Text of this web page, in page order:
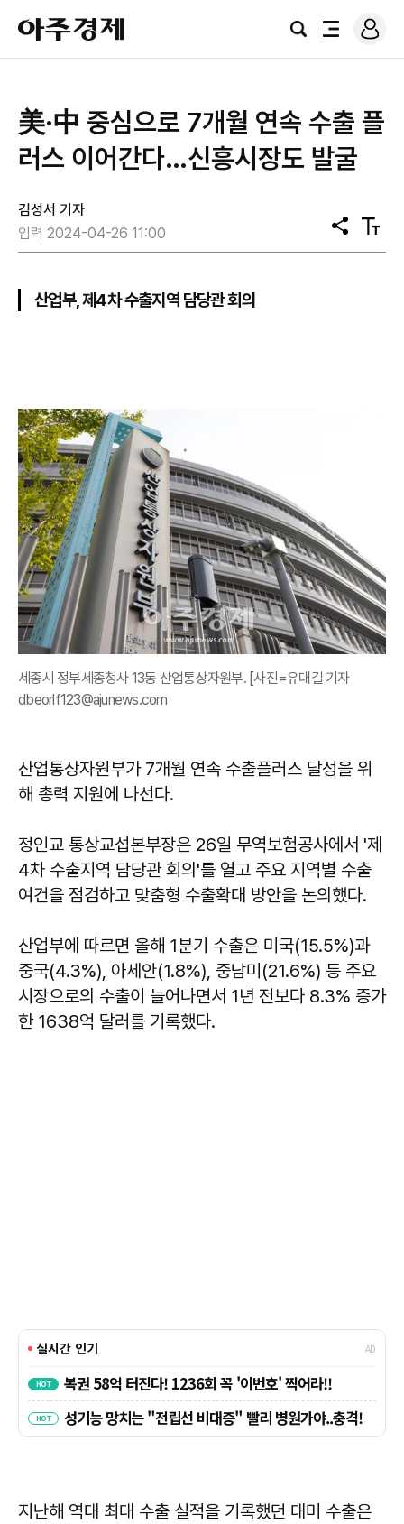
아
주
경
검
전
로
그
美·中 중심으로 7개월 연속 수출 플
러스 이어간다…신흥시장도 발굴
김성서 기자
입력 2024-04-26 11:00
공
유
텍
스
산업부, 제4차 수출지역 담당관 회의
세종시 정부세종청사 13동 산업통상자원부. [사진=유대길 기자
dbeorlf123@ajunews.com
산업통상자원부가 7개월 연속 수출플러스 달성을 위
해 총력 지원에 나선다.
정인교 통상교섭본부장은 26일 무역보험공사에서 '제
4차 수출지역 담당관 회의'를 열고 주요 지역별 수출
여건을 점검하고 맞춤형 수출확대 방안을 논의했다.
산업부에 따르면 올해 1분기 수출은 미국(15.5%)과
중국(4.3%), 아세안(1.8%), 중남미(21.6%) 등 주요
시장으로의 수출이 늘어나면서 1년 전보다 8.3% 증가
한 1638억 달러를 기록했다.
지난해 역대 최대 수출 실적을 기록했던 대미 수출은